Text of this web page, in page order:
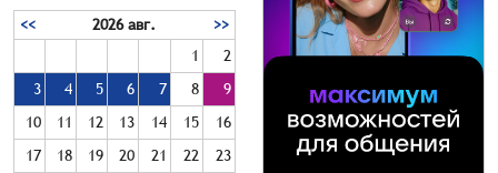
<< 2026 авг.
>>
1
2
3
4 5 6 7 8
9
10
11 12 13 14 15
16
17
18 19 20 21 22
23